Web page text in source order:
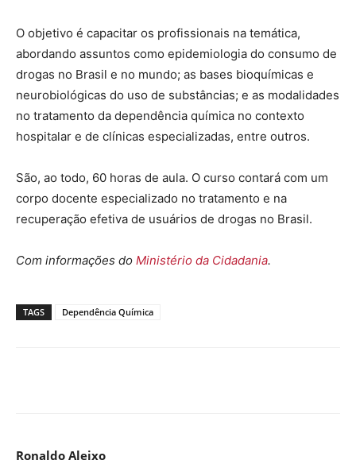
O objetivo é capacitar os profissionais na temática,
abordando assuntos como epidemiologia do consumo de
drogas no Brasil e no mundo; as bases bioquímicas e
neurobiológicas do uso de substâncias; e as modalidades
no tratamento da dependência química no contexto
hospitalar e de clínicas especializadas, entre outros.
São, ao todo, 60 horas de aula. O curso contará com um
corpo docente especializado no tratamento e na
recuperação efetiva de usuários de drogas no Brasil.
Com informações do Ministério da Cidadania.
TAGS Dependência Química
Ronaldo Aleixo